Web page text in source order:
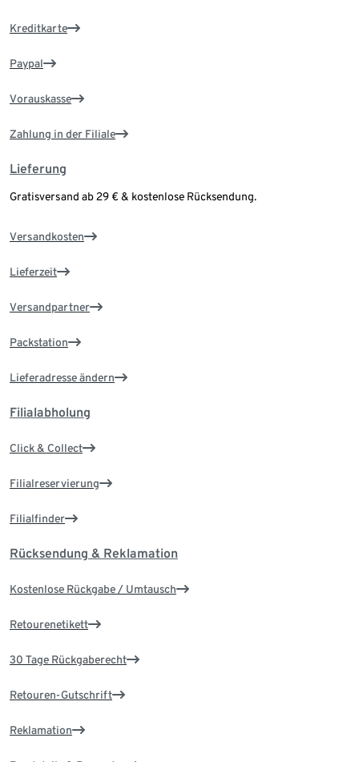
Kreditkarte
Paypal
Vorauskasse
Zahlung in der Filiale
Lieferung
Gratisversand ab 29 € & kostenlose Rücksendung.
Versandkosten
Lieferzeit
Versandpartner
Packstation
Lieferadresse ändern
Filialabholung
Click & Collect
Filialreservierung
Filialfinder
Rücksendung & Reklamation
Kostenlose Rückgabe / Umtausch
Retourenetikett
30 Tage Rückgaberecht
Retouren-Gutschrift
Reklamation